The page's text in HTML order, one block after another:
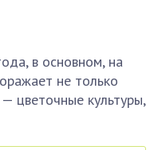
в основном, на
не только
цветочные культуры,